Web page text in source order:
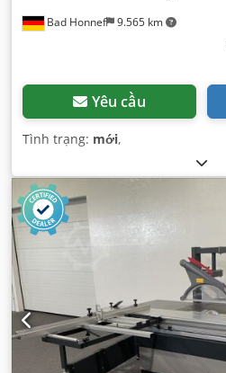
Bad Honnef 9.565 km
Yêu cầu
Tình trạng: mới,